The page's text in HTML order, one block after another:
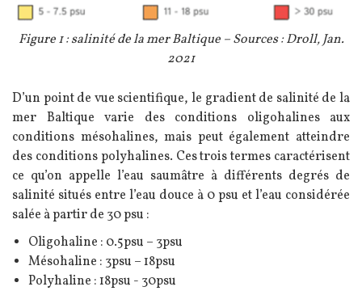
Légende
Figure 1 : salinité de la mer Baltique – Sources : Droll, Jan.
2021
Texte
D’un point de vue scientifique, le gradient de salinité de la
mer Baltique varie des conditions oligohalines aux
conditions mésohalines, mais peut également atteindre
des conditions polyhalines. Ces trois termes caractérisent
ce qu’on appelle l’eau saumâtre à différents degrés de
salinité situés entre l’eau douce à 0 psu et l’eau considérée
salée à partir de 30 psu :
Oligohaline : 0.5psu – 3psu
Mésohaline : 3psu – 18psu
Polyhaline : 18psu - 30psu